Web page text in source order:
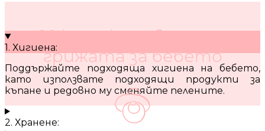
10 кратки съвета за
грижата за бебето
1. Хигиена:
Поддържайте подходяща хигиена на бебето,
като използвате подходящи продукти за
къпане и редовно му сменяйте пелените.
2. Хранене: